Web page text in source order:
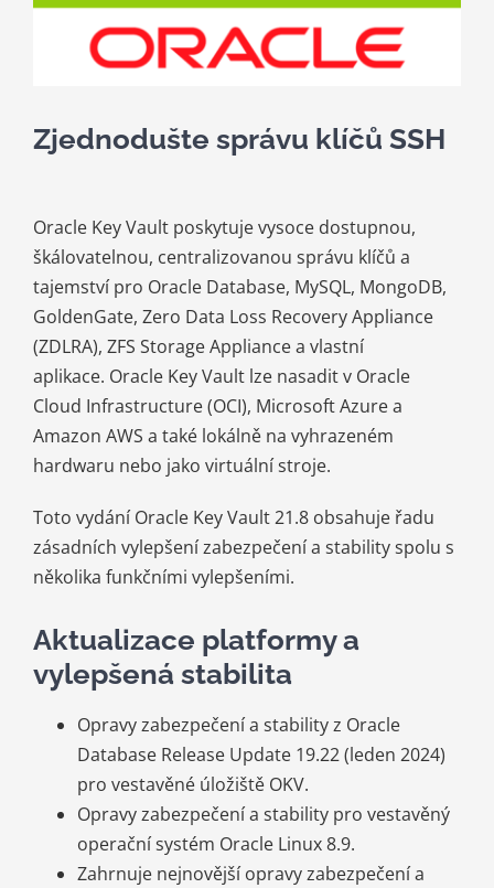
Zjednodušte správu klíčů SSH
Oracle Key Vault poskytuje vysoce dostupnou,
škálovatelnou, centralizovanou správu klíčů a
tajemství pro Oracle Database, MySQL, MongoDB,
GoldenGate, Zero Data Loss Recovery Appliance
(ZDLRA), ZFS Storage Appliance a vlastní
aplikace. Oracle Key Vault lze nasadit v Oracle
Cloud Infrastructure (OCI), Microsoft Azure a
Amazon AWS a také lokálně na vyhrazeném
hardwaru nebo jako virtuální stroje.
Toto vydání Oracle Key Vault 21.8 obsahuje řadu
zásadních vylepšení zabezpečení a stability spolu s
několika funkčními vylepšeními.
Aktualizace platformy a
vylepšená stabilita
Opravy zabezpečení a stability z Oracle
Database Release Update 19.22 (leden 2024)
pro vestavěné úložiště OKV.
Opravy zabezpečení a stability pro vestavěný
operační systém Oracle Linux 8.9.
Zahrnuje nejnovější opravy zabezpečení a